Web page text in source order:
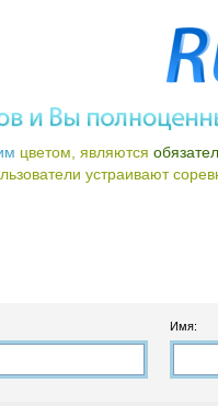
цветом, являются
устраивают
Имя: